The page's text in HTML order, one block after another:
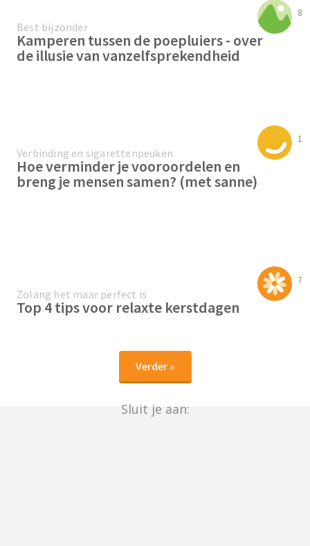
8
Best bijzonder
Kamperen tussen de poepluiers - over
de illusie van vanzelfsprekendheid
1
Verbinding en sigarettenpeuken
Hoe verminder je vooroordelen en
breng je mensen samen? (met sanne)
7
Zolang het maar perfect is
Top 4 tips voor relaxte kerstdagen
Verder »
Sluit je aan: